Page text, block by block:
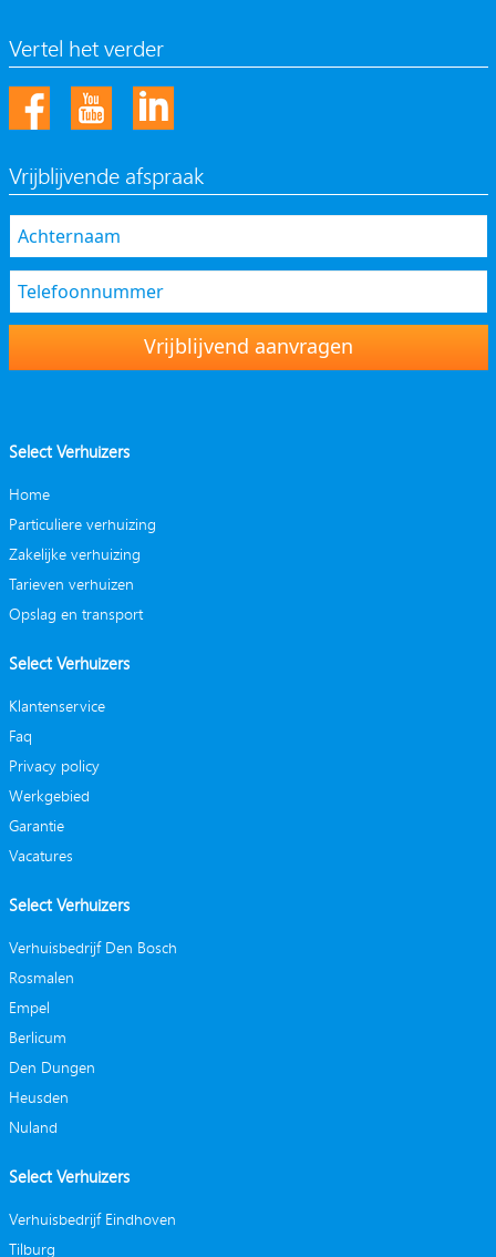
Vertel het verder
Vrijblijvende afspraak
Vrijblijvend aanvragen
Select Verhuizers
Home
Particuliere verhuizing
Zakelijke verhuizing
Tarieven verhuizen
Opslag en transport
Select Verhuizers
Klantenservice
Faq
Privacy policy
Werkgebied
Garantie
Vacatures
Select Verhuizers
Verhuisbedrijf Den Bosch
Rosmalen
Empel
Berlicum
Den Dungen
Heusden
Nuland
Select Verhuizers
Verhuisbedrijf Eindhoven
Tilburg